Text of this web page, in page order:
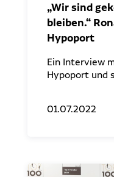
„Wir sind
bleiben.“
Hypoport
Ein Interview
Hypoport und
01.07.2022